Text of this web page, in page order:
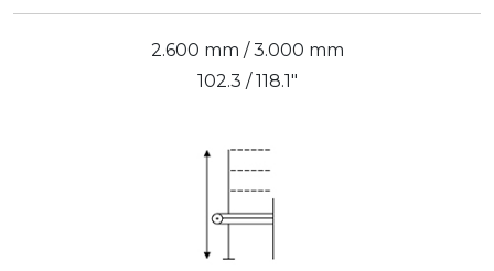
2.600 mm / 3.000 mm
102.3 / 118.1"